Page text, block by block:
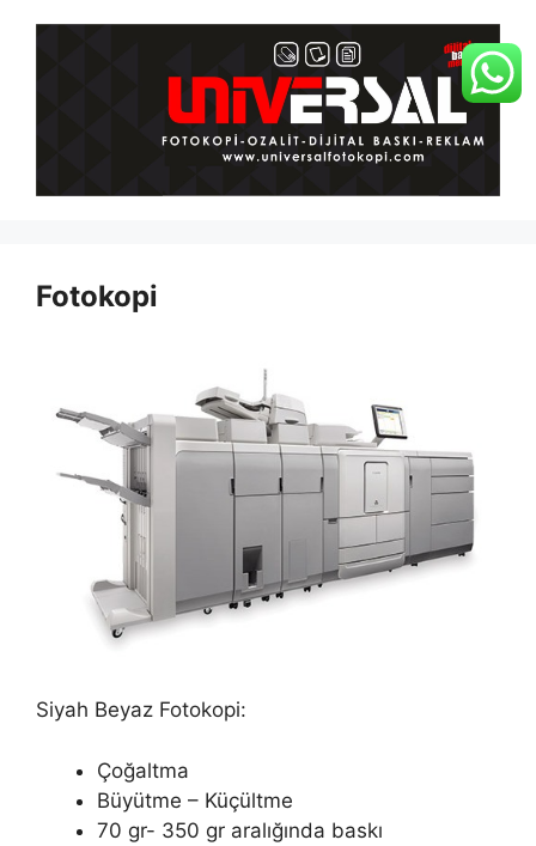
Fotokopi
Siyah Beyaz Fotokopi:
Çoğaltma
Büyütme – Küçültme
70 gr- 350 gr aralığında baskı